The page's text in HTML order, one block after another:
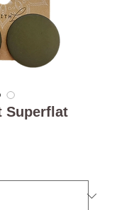
Superflat